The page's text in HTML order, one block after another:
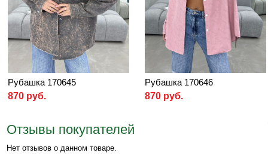
Рубашка 170645
870 руб.
Рубашка 170646
870 руб.
Отзывы покупателей
Нет отзывов о данном товаре.